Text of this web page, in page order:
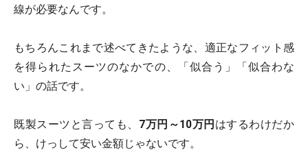
線が必要なんです。
もちろんこれまで述べてきたような、適正なフィット感
を得られたスーツのなかでの、「似合う」「似合わな
い」の話です。
既製スーツと言っても、 7万円～10万円 はするわけだか
ら、けっして安い金額じゃないです。